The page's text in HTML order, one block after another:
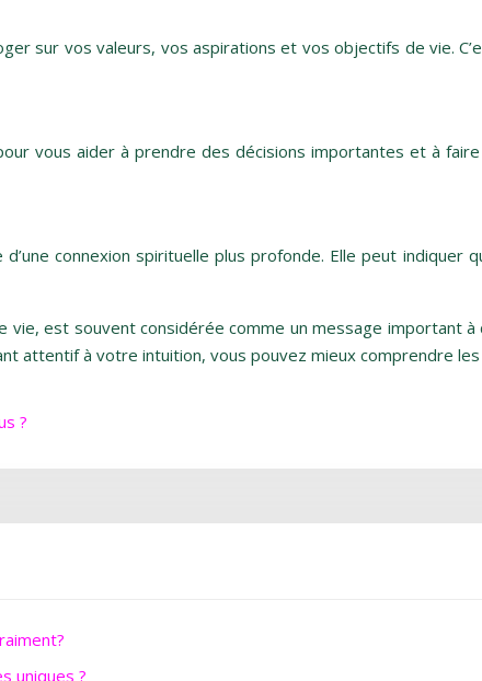
sur vos valeurs, vos aspirations et vos objectifs de vie.
vous aider à prendre des décisions importantes et à
connexion spirituelle plus profonde. Elle peut
vie, est souvent considérée comme un message important
attentif à votre intuition, vous pouvez mieux comprendre les
?
uniques ?